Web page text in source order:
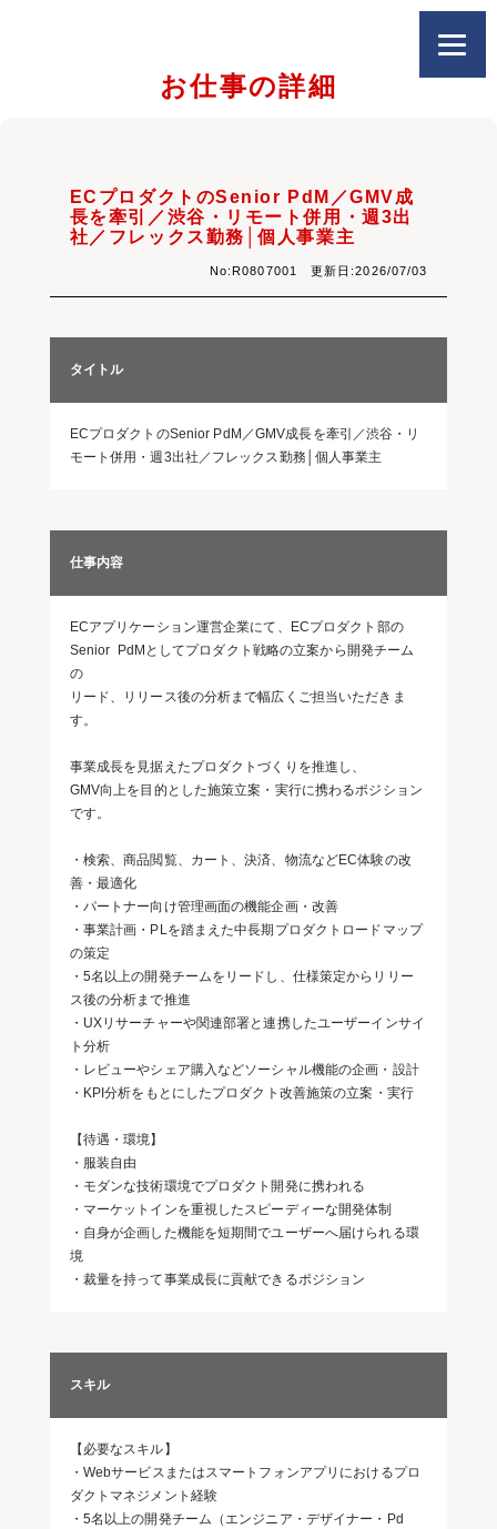
お仕事の詳細
ECプロダクトのSenior PdM／GMV成
長を牽引／渋谷・リモート併用・週3出
社／フレックス勤務│個人事業主
No:R0807001 更新日:2026/07/03
タイトル
ECプロダクトのSenior PdM／GMV成長を牽引／渋谷・リ
モート併用・週3出社／フレックス勤務│個人事業主
仕事内容
ECアプリケーション運営企業にて、ECプロダクト部の
Senior PdMとしてプロダクト戦略の立案から開発チーム
の
リード、リリース後の分析まで幅広くご担当いただきま
す。
事業成長を見据えたプロダクトづくりを推進し、
GMV向上を目的とした施策立案・実行に携わるポジション
です。
・検索、商品閲覧、カート、決済、物流などEC体験の改
善・最適化
・パートナー向け管理画面の機能企画・改善
・事業計画・PLを踏まえた中長期プロダクトロードマップ
の策定
・5名以上の開発チームをリードし、仕様策定からリリー
ス後の分析まで推進
・UXリサーチャーや関連部署と連携したユーザーインサイ
ト分析
・レビューやシェア購入などソーシャル機能の企画・設計
・KPI分析をもとにしたプロダクト改善施策の立案・実行
【待遇・環境】
・服装自由
・モダンな技術環境でプロダクト開発に携われる
・マーケットインを重視したスピーディーな開発体制
・自身が企画した機能を短期間でユーザーへ届けられる環
境
・裁量を持って事業成長に貢献できるポジション
スキル
【必要なスキル】
・Webサービスまたはスマートフォンアプリにおけるプロ
ダクトマネジメント経験
・5名以上の開発チーム（エンジニア・デザイナー・Pd